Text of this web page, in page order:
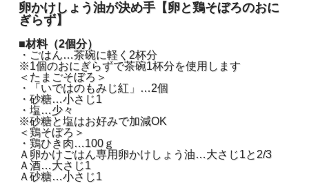
卵かけしょう油が決め手【卵と鶏そぼろのおに
ぎらず】
■材料（2個分）
・ごはん…茶碗に軽く2杯分
※1個のおにぎらずで茶碗1杯分を使用します
＜たまごそぼろ＞
・「いではのもみじ紅」…2個
・砂糖…小さじ1
・塩…少々
※砂糖と塩はお好みで加減OK
＜鶏そぼろ＞
・鶏ひき肉…100ｇ
Ａ卵かけごはん専用卵かけしょう油…大さじ1と2/3
Ａ酒…大さじ1
Ａ砂糖…小さじ1